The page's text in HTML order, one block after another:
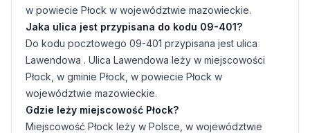
w powiecie Płock w województwie mazowieckie.
Jaka ulica jest przypisana do kodu 09-401?
Do kodu pocztowego 09-401 przypisana jest ulica
Lawendowa . Ulica Lawendowa leży w miejscowości
Płock, w gminie Płock, w powiecie Płock w
województwie mazowieckie.
Gdzie leży miejscowość Płock?
Miejscowość Płock leży w Polsce, w województwie